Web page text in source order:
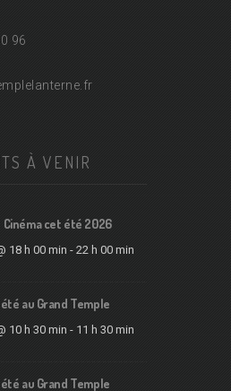
96
À VENIR
Cinéma cet été 2026
18 h 00 min - 22 h 00 min
au Grand Temple
10 h 30 min - 11 h 30 min
au Grand Temple